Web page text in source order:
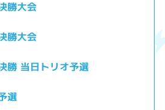
勝大会
勝大会
勝 当日トリオ予選
選